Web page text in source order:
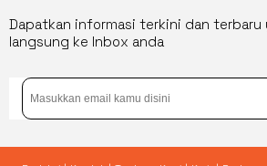
Dapatkan informasi terkini dan terbaru
langsung ke Inbox anda